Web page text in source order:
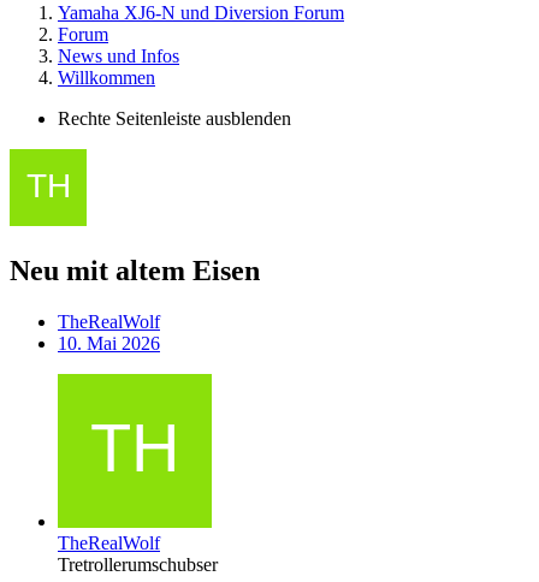
Yamaha XJ6-N und Diversion Forum
Forum
News und Infos
Willkommen
Rechte Seitenleiste ausblenden
Neu mit altem Eisen
TheRealWolf
10. Mai 2026
TheRealWolf
Tretrollerumschubser